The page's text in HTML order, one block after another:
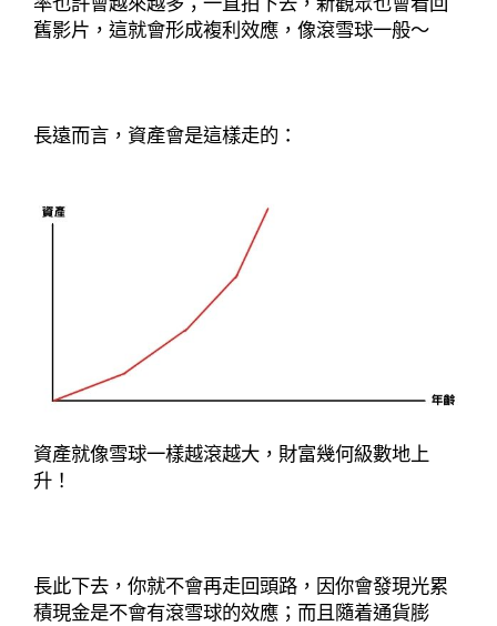
舊影片，這就會形成複利效應，像滾雪球一般～
長遠而言，資產會是這樣走的：
資產就像雪球一樣越滾越大，財富幾何級數地上
升！
長此下去，你就不會再走回頭路，因你會發現光累
積現金是不會有滾雪球的效應；而且隨着通貨膨